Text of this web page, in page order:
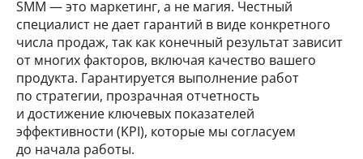
SMM — это маркетинг, а не магия. Честный
специалист не дает гарантий в виде конкретного
числа продаж, так как конечный результат зависит
от многих факторов, включая качество вашего
продукта. Гарантируется выполнение работ
по стратегии, прозрачная отчетность
и достижение ключевых показателей
эффективности (KPI), которые мы согласуем
до начала работы.